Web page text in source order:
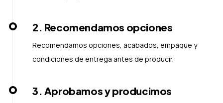
2. Recomendamos opciones
Recomendamos opciones, acabados, empaque y
condiciones de entrega antes de producir.
3. Aprobamos y producimos